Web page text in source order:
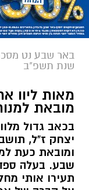
באר שבע נט
שנת תשפ"ב
מאות ליוו
מובאת
בכאב גדול
יצחק ז"ל,
ומובאת כעת
שבע. בעלה ספד
תעירו אותי